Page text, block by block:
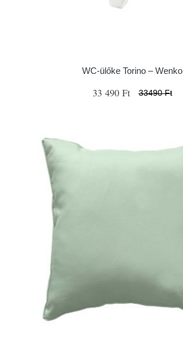
WC-ülőke Torino – Wenko
33 490 Ft 33490 Ft